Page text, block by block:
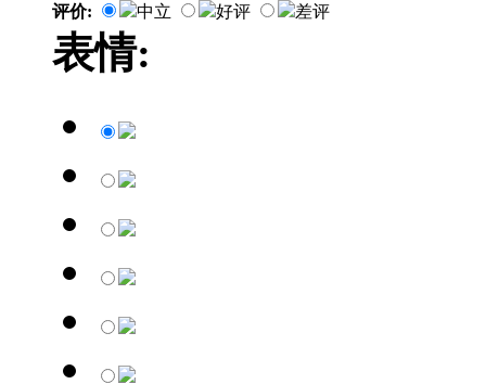
评价: 中立 好评 差评
表情: